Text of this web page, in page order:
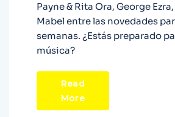
Payne & Rita Ora, George
Mabel entre las novedades
semanas. ¿Estás preparado
música?
Read
More